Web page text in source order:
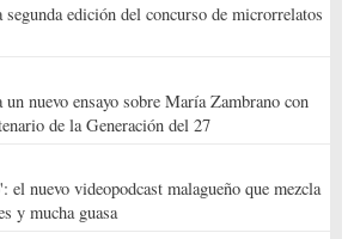
edición del concurso de microrrelatos
nuevo ensayo sobre María Zambrano con
de la Generación del 27
el nuevo videopodcast malagueño que mezcla
y mucha guasa